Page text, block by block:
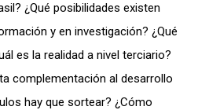
¿Qué posibilidades existen
y en investigación? ¿Qué
es la realidad a nivel terciario?
complementación al desarrollo
hay que sortear? ¿Cómo